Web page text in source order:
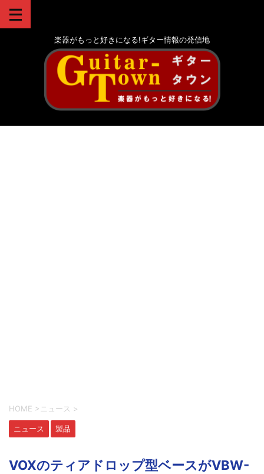
楽器がもっと好きになる!ギター情報の発信地
HOME > ニュース >
ニュース 製品
VOXのティアドロップ型ベースがVBW-